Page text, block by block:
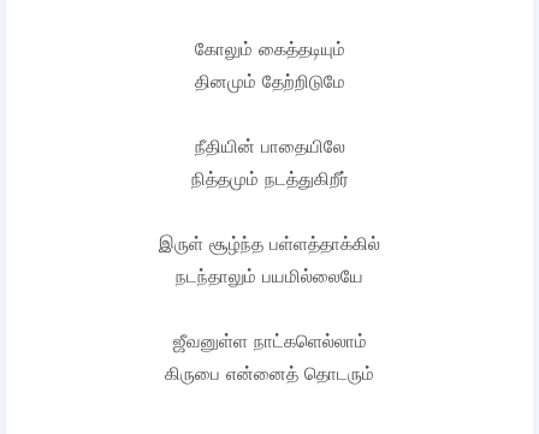
கோலும் கைத்தடியும்
தினமும் தேற்றிடுமே
நீதியின் பாதையிலே
நித்தமும் நடத்துகிறீர்
இருள் சூழ்ந்த பள்ளத்தாக்கில்
நடந்தாலும் பயமில்லையே
ஜீவனுள்ள நாட்களெல்லாம்
கிருபை என்னைத் தொடரும்